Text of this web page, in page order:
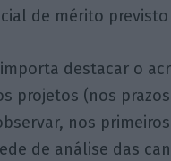
de mérito
destacar o
projetos (nos
nos
de análise das